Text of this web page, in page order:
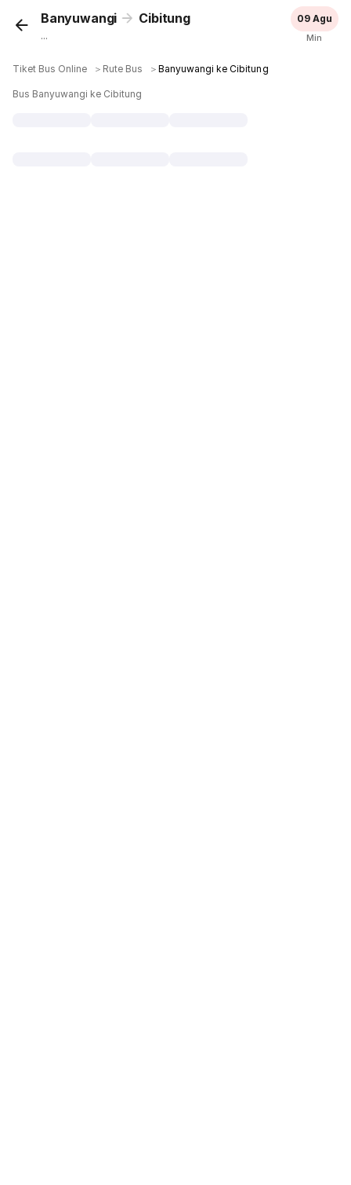
Banyuwangi Cibitung
...
09 Agu
Min
Tiket Bus Online ＞ Rute Bus ＞Banyuwangi ke Cibitung
Bus Banyuwangi ke Cibitung